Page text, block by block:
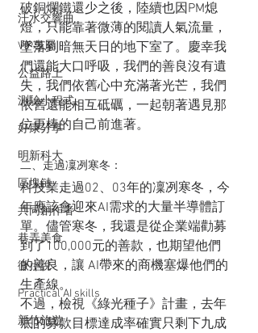
汗水交響曲
VIP專屬
公益路上
測驗小程式
好康分享
明新科大
區塊鏈
共同創作者
巷弄美食
微小說
Practical AI skills
新竹旅遊
破銅爛鐵還少之後，陸續也因PM熄
燈，只能靠著微薄的閱讀人氣流量，
墜落到暗無天日的地下室了。慶幸我
們還能大口呼吸，我們的善良沒有遺
失，我們依舊心中充滿著光芒，我們
依舊還能相互砥礪，一起朝著遇見那
位更棒的自己前進著。
二、走過凜冽寒冬：
科技業走過02、03年的凜冽寒冬，今
年應該會迎來AI需求的大量半導體訂
單。儘管寒冬，我還是從企業端勸募
到了100,000元的善款，也期望他們
的善良，讓 AI帶來的商機塞爆他們的
生產線。
不過，檢視《綠光種子》計畫，去年
底的募款目標達成率確實只剩下九成